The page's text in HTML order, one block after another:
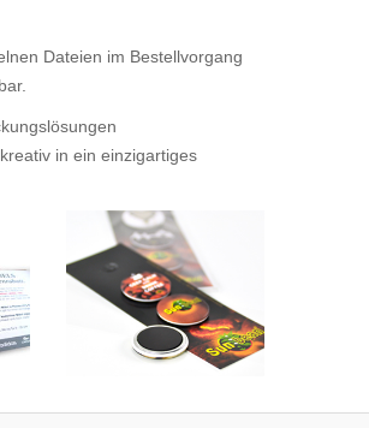
Dateien im Bestellvorgang
in ein einzigartiges